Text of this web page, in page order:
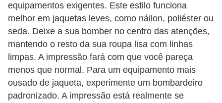
equipamentos exigentes. Este estilo funciona
melhor em jaquetas leves, como náilon, poliéster ou
seda. Deixe a sua bomber no centro das atenções,
mantendo o resto da sua roupa lisa com linhas
limpas. A impressão fará com que você pareça
menos que normal. Para um equipamento mais
ousado de jaqueta, experimente um bombardeiro
padronizado. A impressão está realmente se